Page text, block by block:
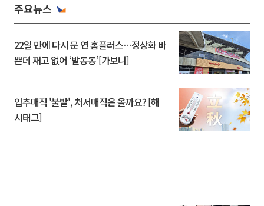
주요뉴스
22일 만에 다시 문 연 홈플러스…정상화 바
쁜데 재고 없어 ‘발동동’[가보니]
입추매직 '불발', 처서매직은 올까요? [해
시태그]